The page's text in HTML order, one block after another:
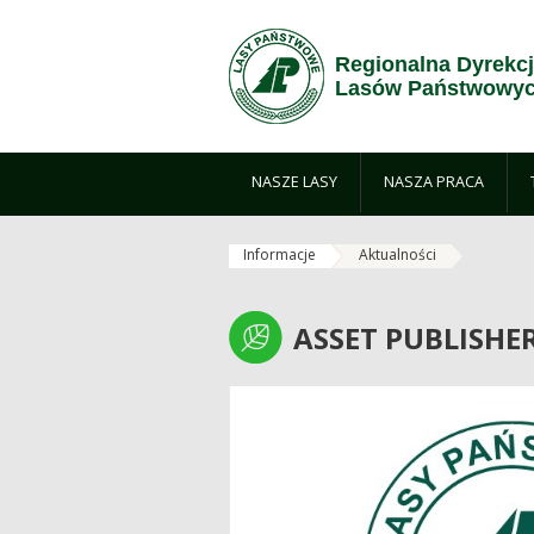
Regionalna
Lasów
NASZE LASY NASZA PRACA
Informacje Aktualności
ASSET
ASSET